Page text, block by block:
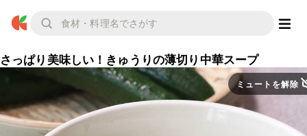
さっぱり美味しい！きゅうりの薄切り中華スープ
ミュートを解除